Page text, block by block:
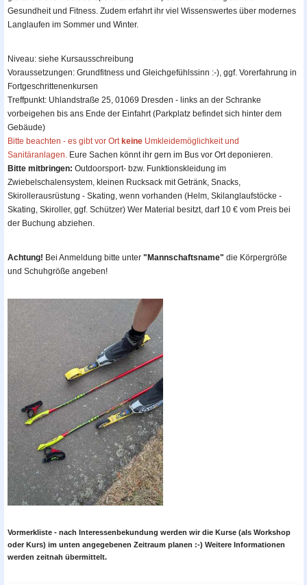
Gesundheit und Fitness. Zudem erfahrt ihr viel Wissenswertes über modernes
Langlaufen im Sommer und Winter.
Niveau: siehe Kursausschreibung
Voraussetzungen: Grundfitness und Gleichgefühlssinn :-), ggf. Vorerfahrung in
Fortgeschrittenenkursen
Treffpunkt: Uhlandstraße 25, 01069 Dresden - links an der Schranke
vorbeigehen bis ans Ende der Einfahrt (Parkplatz befindet sich hinter dem
Gebäude)
Bitte beachten - es gibt vor Ort keine Umkleidemöglichkeit und
Sanitäranlagen. Eure Sachen könnt ihr gern im Bus vor Ort deponieren.
Bitte mitbringen: Outdoorsport- bzw. Funktionskleidung im
Zwiebelschalensystem, kleinen Rucksack mit Getränk, Snacks,
Skirollerausrüstung - Skating, wenn vorhanden (Helm, Skilanglaufstöcke -
Skating, Skiroller, ggf. Schützer) Wer Material besitzt, darf 10 € vom Preis bei
der Buchung abziehen.
Achtung! Bei Anmeldung bitte unter "Mannschaftsname" die Körpergröße
und Schuhgröße angeben!
Vormerkliste - nach Interessenbekundung werden wir die Kurse (als Workshop
oder Kurs) im unten angegebenen Zeitraum planen :-) Weitere Informationen
werden zeitnah übermittelt.